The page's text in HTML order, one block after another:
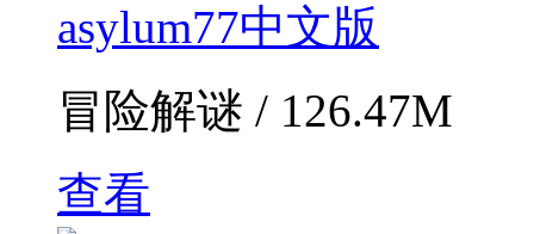
asylum77中文版
冒险解谜 / 126.47M
查看